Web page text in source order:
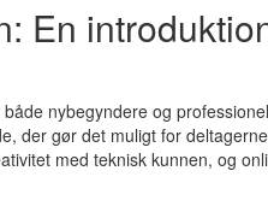
En
nybegyndere og
der gør det muligt for
med teknisk kunnen, og